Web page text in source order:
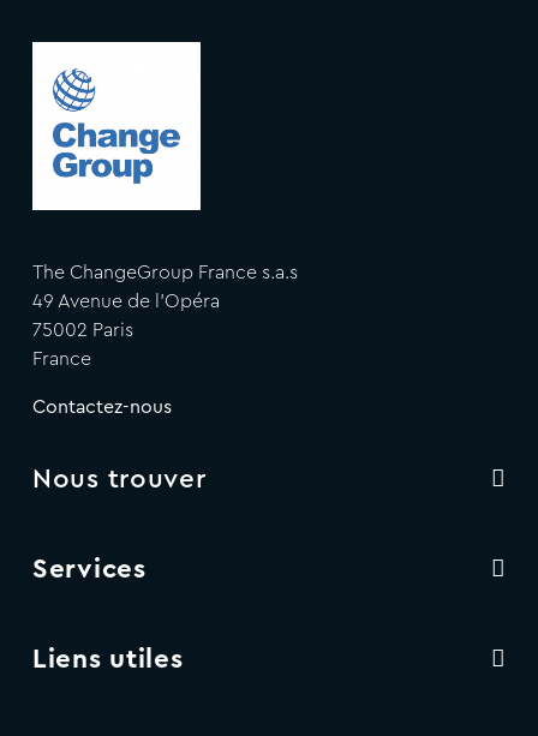
The ChangeGroup France s.a.s
49 Avenue de l'Opéra
75002 Paris
France
Contactez-nous
Nous trouver
Services
Liens utiles